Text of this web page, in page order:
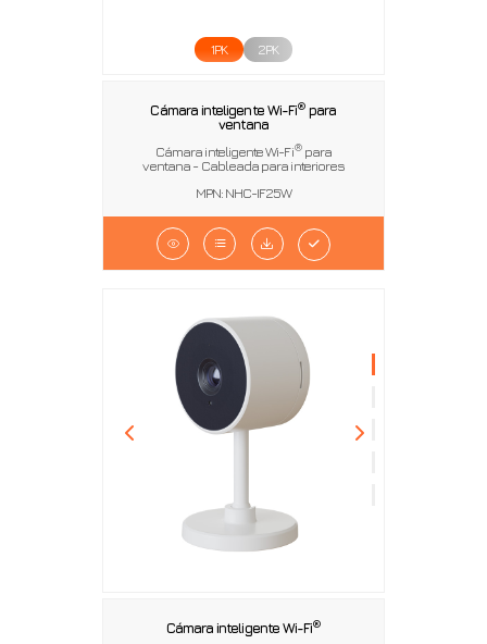
1PK 2PK
Cámara inteligente Wi-Fi® para
ventana
Cámara inteligente Wi-Fi®para
ventana - Cableada para interiores
MPN: NHC-IF25W
Cámara inteligente Wi-Fi®